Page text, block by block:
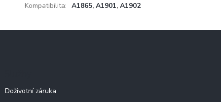
Kompatibilita: A1865, A1901, A1902
Doživotní záruka